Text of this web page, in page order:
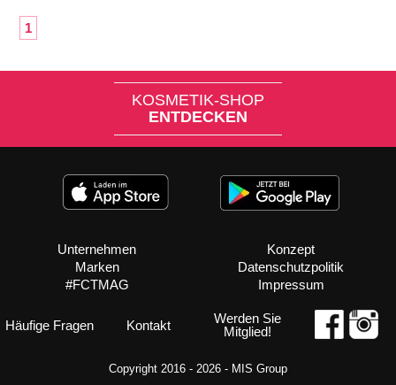
1
KOSMETIK-SHOP
ENTDECKEN
Unternehmen
Marken
#FCTMAG
Konzept
Datenschutzpolitik
Impressum
Häufige Fragen Kontakt
Werden Sie
Mitglied!
Copyright 2016 - 2026 - MIS Group